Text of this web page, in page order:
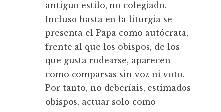
antiguo estilo, no colegiado.
Incluso hasta en la liturgia se
presenta el Papa como autócrata,
frente al que los obispos, de los
que gusta rodearse, aparecen
como comparsas sin voz ni voto.
Por tanto, no deberíais, estimados
obispos, actuar solo como